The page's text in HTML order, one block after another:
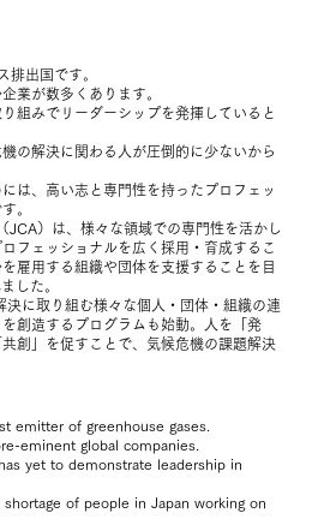
排出国です。
業が数多くあります。
組みでリーダーシップを発揮していると
の解決に関わる人が圧倒的に少ないから
は、高い志と専門性を持ったプロフェッ
。
）は、様々な領域での専門性を活かし
フェッショナルを広く採用・育成するこ
雇用する組織や団体を支援することを目
した。
に取り組む様々な個人・団体・組織の連
創造するプログラムも始動。人を「発
創」を促すことで、気候危機の課題解決
emitter of greenhouse gases.
eminent global companies.
yet to demonstrate leadership in
of people in Japan working on